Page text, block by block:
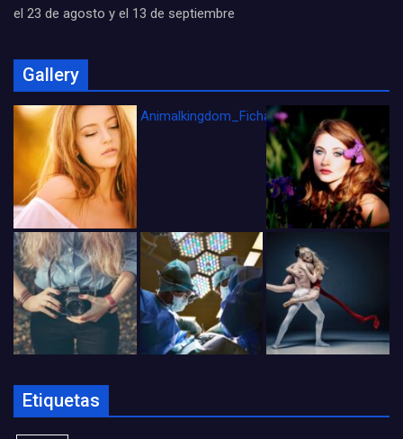
el 23 de agosto y el 13 de septiembre
Gallery
Animalkingdom_FichaCine
Etiquetas